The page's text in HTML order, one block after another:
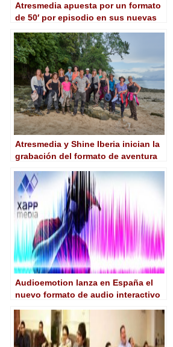
Atresmedia apuesta por un formato
de 50′ por episodio en sus nuevas
Atresmedia y Shine Iberia inician la
grabación del formato de aventura
Audioemotion lanza en España el
nuevo formato de audio interactivo